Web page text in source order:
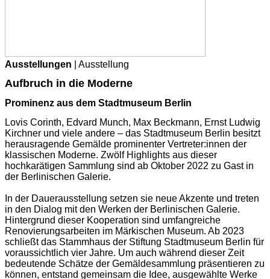
Ausstellungen | Ausstellung
Aufbruch in die Moderne
Prominenz aus dem Stadtmuseum Berlin
Lovis Corinth, Edvard Munch, Max Beckmann, Ernst Ludwig
Kirchner und viele andere – das Stadtmuseum Berlin besitzt
herausragende Gemälde prominenter Vertreter:innen der
klassischen Moderne. Zwölf Highlights aus dieser
hochkarätigen Sammlung sind ab Oktober 2022 zu Gast in
der Berlinischen Galerie.
In der Dauerausstellung setzen sie neue Akzente und treten
in den Dialog mit den Werken der Berlinischen Galerie.
Hintergrund dieser Kooperation sind umfangreiche
Renovierungsarbeiten im Märkischen Museum. Ab 2023
schließt das Stammhaus der Stiftung Stadtmuseum Berlin für
voraussichtlich vier Jahre. Um auch während dieser Zeit
bedeutende Schätze der Gemäldesammlung präsentieren zu
können, entstand gemeinsam die Idee, ausgewählte Werke